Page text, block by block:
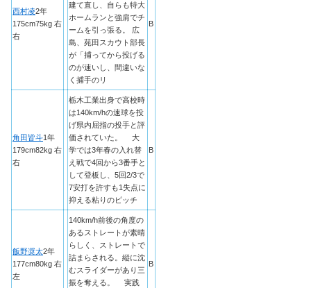
西村凌2年
175cm75kg 右
右
建て直し、自らも特大
ホームランと強肩でチ
ームを引っ張る。 広
島、苑田スカウト部長
が「捕ってから投げる
のが速いし、間違いな
く捕手のリ
B
角田皆斗1年
179cm82kg 右
右
栃木工業出身で高校時
は140km/hの速球を投
げ県内屈指の投手と評
価されていた。 大
学では3年春の入れ替
え戦で4回から3番手と
して登板し、5回2/3で
7安打を許すも1失点に
抑える粘りのピッチ
B
飯野奨太2年
177cm80kg 右
左
140km/h前後の角度の
あるストレートが素晴
らしく、ストレートで
詰まらされる。縦に沈
むスライダーがあり三
振を奪える。 実践
B